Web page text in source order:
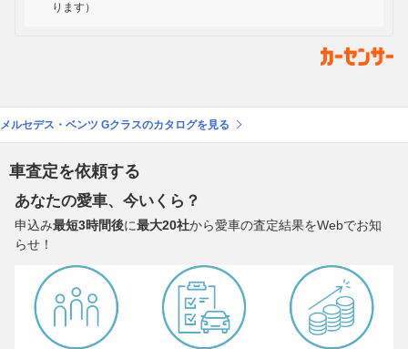
ります）
メルセデス・ベンツ Gクラスのカタログを見る
車査定を依頼する
あなたの愛車、今いくら？
申込み最短3時間後に最大20社から愛車の査定結果をWebでお知
らせ！